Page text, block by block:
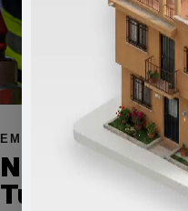
EMERGENCIAS
Números de
Tuxpan